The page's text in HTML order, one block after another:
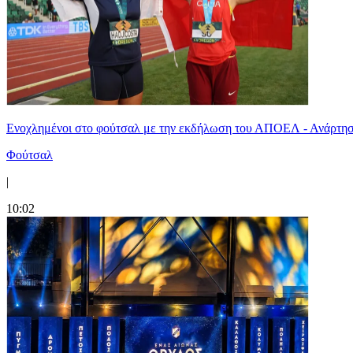
Ενοχλημένοι στο φούτσαλ με την εκδήλωση του ΑΠΟΕΛ -
Φούτσαλ
|
10:02